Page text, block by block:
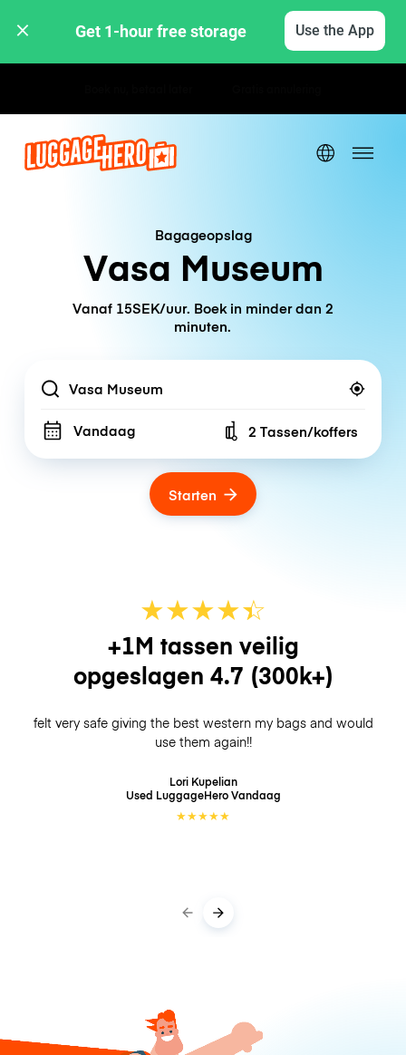
Get 1-hour free storage Use the App
Bagageopslag
Vasa Museum
Vanaf 15SEK/uur. Boek in minder dan 2
minuten.
Location
Vandaag Number of bags
2 Tassen/koffers
Starten
★★★★☆
★
+1M tassen veilig
opgeslagen 4.7 (300k+)
felt very safe giving the best western my bags and would
use them again!!
Lori Kupelian
Used LuggageHeroVandaag
★★★★★